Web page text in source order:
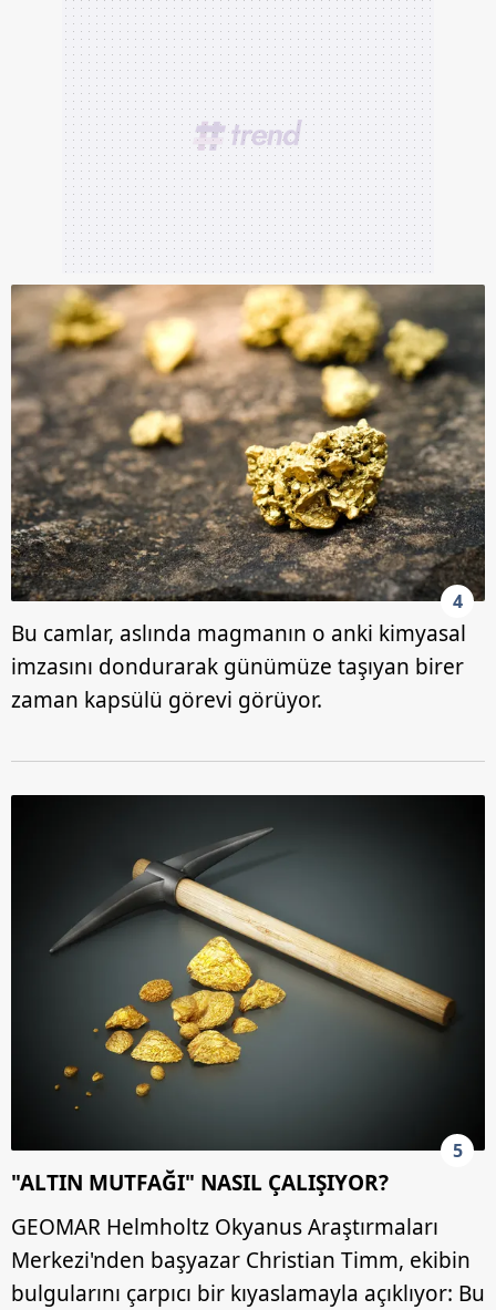
4
Bu camlar, aslında magmanın o anki kimyasal
imzasını dondurarak günümüze taşıyan birer
zaman kapsülü görevi görüyor.
5
"ALTIN MUTFAĞI" NASIL ÇALIŞIYOR?
GEOMAR Helmholtz Okyanus Araştırmaları
Merkezi'nden başyazar Christian Timm, ekibin
bulgularını çarpıcı bir kıyaslamayla açıklıyor: Bu